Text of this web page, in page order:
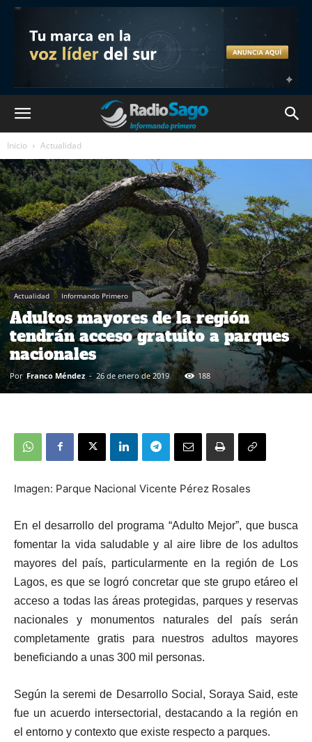
Inicio Actualidad
Actualidad Informando Primero
Adultos mayores de la región
tendrán acceso gratuito a parques
nacionales
Por Franco Méndez - 26 de enero de 2019 188
Imagen: Parque Nacional Vicente Pérez Rosales
En el desarrollo del programa “Adulto Mejor”, que busca
fomentar la vida saludable y al aire libre de los adultos
mayores del país, particularmente en la región de Los
Lagos, es que se logró concretar que ste grupo etáreo el
acceso a todas las áreas protegidas, parques y reservas
nacionales y monumentos naturales del país serán
completamente gratis para nuestros adultos mayores
beneficiando a unas 300 mil personas.
Según la seremi de Desarrollo Social, Soraya Said, este
fue un acuerdo intersectorial, destacando a la región en
el entorno y contexto que existe respecto a parques.